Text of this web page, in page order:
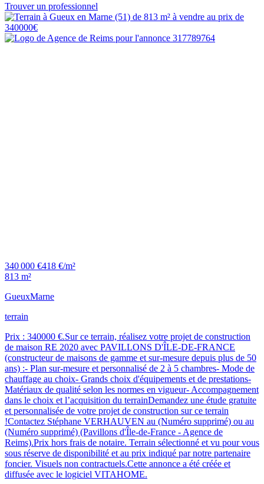
Trouver un professionnel
340 000 €418 €/m²
813 m²
GueuxMarne
terrain
Prix : 340000 €.Sur ce terrain, réalisez votre projet de construction
de maison RE 2020 avec PAVILLONS D'ÎLE-DE-FRANCE
(constructeur de maisons de gamme et sur-mesure depuis plus de 50
ans) :- Plan sur-mesure et personnalisé de 2 à 5 chambres- Mode de
chauffage au choix- Grands choix d'équipements et de prestations-
Matériaux de qualité selon les normes en vigueur- Accompagnement
dans le choix et l’acquisition du terrainDemandez une étude gratuite
et personnalisée de votre projet de construction sur ce terrain
!Contactez Stéphane VERHAUVEN au (Numéro supprimé) ou au
(Numéro supprimé) (Pavillons d'Île-de-France - Agence de
Reims).Prix hors frais de notaire. Terrain sélectionné et vu pour vous
sous réserve de disponibilité et au prix indiqué par notre partenaire
foncier. Visuels non contractuels.Cette annonce a été créée et
diffusée avec le logiciel VITAHOME.